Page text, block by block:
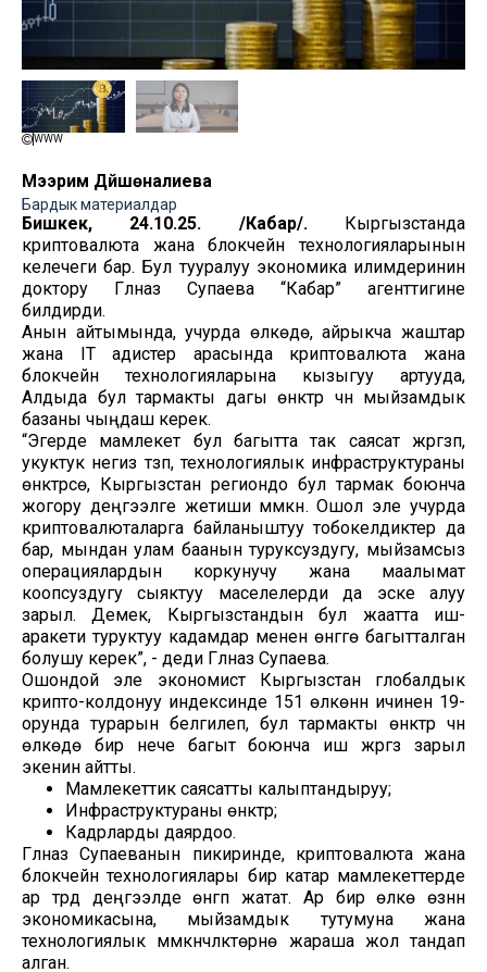
WWW
Мээрим Дүйшөналиева
Бардык материалдар
Бишкек, 24.10.25. /Кабар/.Кыргызстанда
криптовалюта жана блокчейн технологияларынын
келечеги бар. Бул тууралуу экономика илимдеринин
доктору Гүлназ Супаева “Кабар” агенттигине
билдирди.
Анын айтымында, учурда өлкөдө, айрыкча жаштар
жана IT адистер арасында криптовалюта жана
блокчейн технологияларына кызыгуу артууда,
Алдыда бул тармакты дагы өнүктүрүү үчүн мыйзамдык
базаны чыңдаш керек.
“Эгерде мамлекет бул багытта так саясат жүргүзүп,
укуктук негиз түзүп, технологиялык инфраструктураны
өнүктүрсө, Кыргызстан региондо бул тармак боюнча
жогору деңгээлге жетиши мүмкүн. Ошол эле учурда
криптовалюталарга байланыштуу тобокелдиктер да
бар, мындан улам баанын туруксуздугу, мыйзамсыз
операциялардын коркунучу жана маалымат
коопсуздугу сыяктуу маселелерди да эске алуу
зарыл. Демек, Кыргызстандын бул жаатта иш-
аракети туруктуу кадамдар менен өнүгүүгө багытталган
болушу керек”, - деди Гүлназ Супаева.
Ошондой эле экономист Кыргызстан глобалдык
крипто-колдонуу индексинде 151 өлкөнүн ичинен 19-
орунда турарын белгилеп, бул тармакты өнүктүрүү үчүн
өлкөдө бир нече багыт боюнча иш жүргүзүү зарыл
экенин айтты.
Мамлекеттик саясатты калыптандыруу;
Инфраструктураны өнүктүрүү;
Кадрларды даярдоо.
Гүлназ Супаеванын пикиринде, криптовалюта жана
блокчейн технологиялары бир катар мамлекеттерде
ар түрдүү деңгээлде өнүгүп жатат. Ар бир өлкө өзүнүн
экономикасына, мыйзамдык тутумуна жана
технологиялык мүмкүнчүлүктөрүнө жараша жол тандап
алган.